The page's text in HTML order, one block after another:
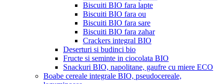
Biscuiti BIO fara lapte
Biscuiti BIO fara ou
Biscuiti BIO fara sare
Biscuiti BIO fara zahar
Crackers integral BIO
Deserturi si budinci bio
Fructe si seminte in ciocolata BIO
Snackuri BIO, napolitane, gaufre cu miere ECO
Boabe cereale integrale BIO, pseudocereale,